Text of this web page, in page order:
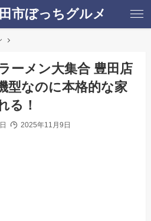
市ぼっちグルメ
ーメン大集合 豊田店
型なのに本格的な家
る！
2025年11月9日